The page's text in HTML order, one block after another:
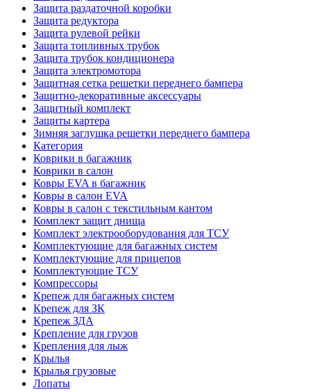
Защита раздаточной коробки
Защита редуктора
Защита рулевой рейки
Защита топливных трубок
Защита трубок кондиционера
Защита электромотора
Защитная сетка решетки переднего бампера
Защитно-декоративные аксессуары
Защитный комплект
Защиты картера
Зимняя заглушка решетки переднего бампера
Категория
Коврики в багажник
Коврики в салон
Ковры EVA в багажник
Ковры в салон EVA
Ковры в салон с текстильным кантом
Комплект защит днища
Комплект электрооборудования для ТСУ
Комплектующие для багажных систем
Комплектующие для прицепов
Комплектующие ТСУ
Компрессоры
Крепеж для багажных систем
Крепеж для ЗК
Крепеж ЗДА
Крепление для грузов
Крепления для лыж
Крылья
Крылья грузовые
Лопаты